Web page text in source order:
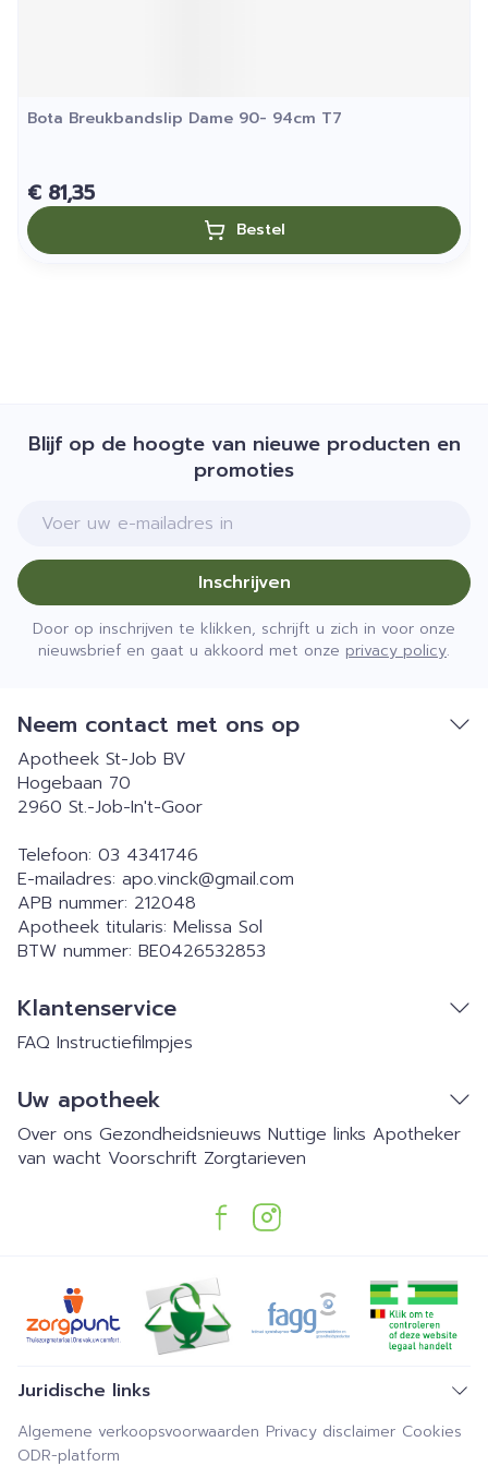
Bota Breukbandslip Dame 90- 94cm T7
€ 81,35
Bestel
Blijf op de hoogte van nieuwe producten en
promoties
E-mail adres
Inschrijven
Door op inschrijven te klikken, schrijft u zich in voor onze
nieuwsbrief en gaat u akkoord met onze privacy policy.
Neem contact met ons op
Apotheek St-Job BV
Hogebaan 70
2960 St.-Job-In't-Goor
Telefoon: 03 4341746
E-mailadres: apo.vinck@gmail.com
APB nummer: 212048
Apotheek titularis: Melissa Sol
BTW nummer: BE0426532853
Klantenservice
FAQ Instructiefilmpjes
Uw apotheek
Over ons Gezondheidsnieuws Nuttige links Apotheker
van wacht Voorschrift Zorgtarieven
Juridische links
Algemene verkoopsvoorwaarden Privacy disclaimer Cookies
ODR-platform